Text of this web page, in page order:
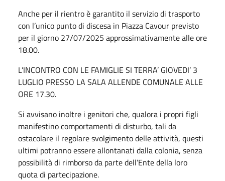
Anche per il rientro è garantito il servizio di trasporto
con l’unico punto di discesa in Piazza Cavour previsto
per il giorno 27/07/2025 approssimativamente alle ore
18.00.
L’INCONTRO CON LE FAMIGLIE SI TERRA’ GIOVEDI’ 3
LUGLIO PRESSO LA SALA ALLENDE COMUNALE ALLE
ORE 17.30.
Si avvisano inoltre i genitori che, qualora i propri figli
manifestino comportamenti di disturbo, tali da
ostacolare il regolare svolgimento delle attività, questi
ultimi potranno essere allontanati dalla colonia, senza
possibilità di rimborso da parte dell’Ente della loro
quota di partecipazione.